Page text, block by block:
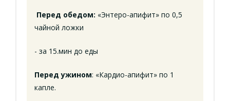
Перед обедом: «Энтеро-апифит» по 0,5
чайной ложки
- за 15.мин до еды
Перед ужином: «Кардио-апифит» по 1
капле.